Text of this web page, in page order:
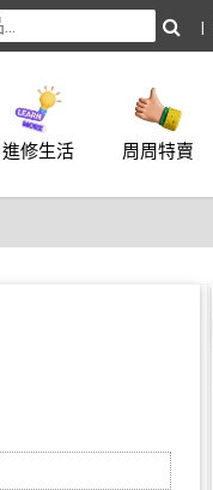
進修生活 周周特賣